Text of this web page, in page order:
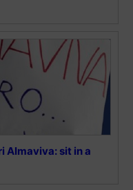
Almaviva: sit in a